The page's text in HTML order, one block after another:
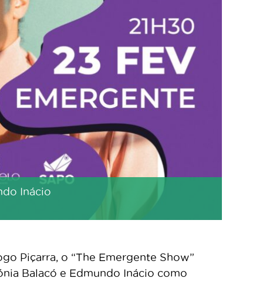
Inácio
Piçarra, o “The Emergente Show”
Balacó e Edmundo Inácio como